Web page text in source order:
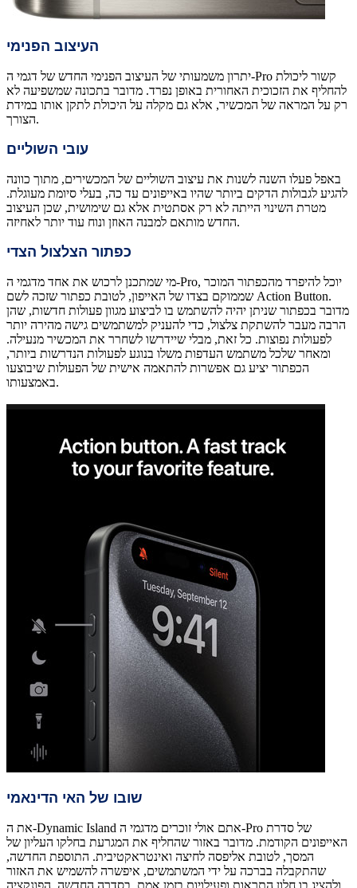
העיצוב הפנימי
יתרון משמעותי של העיצוב הפנימי החדש של דגמי ה-Pro קשור ליכולת
להחליף את הזכוכית האחורית באופן נפרד. מדובר בתכונה שמשפיעה לא
רק על המראה של המכשיר, אלא גם מקלה על היכולת לתקן אותו במידת
הצורך.
עובי השוליים
באפל פעלו השנה לשנות את עיצוב השוליים של המכשירים, מתוך כוונה
להגיע לגבולות הדקים ביותר שהיו באייפונים עד כה, בעלי סיומת מעוגלת.
מטרת השינוי הייתה לא רק אסתטית אלא גם שימושית, שכן העיצוב
החדש מותאם למבנה האוזן ונוח עוד יותר לאחיזה.
כפתור הצלצול הצדי
מי שמתכנן לרכוש את אחד מדגמי ה-Pro, יוכל להיפרד מהכפתור המוכר
שממוקם בצדו של האייפון, לטובת כפתור שזכה לשם Action Button.
מדובר בכפתור שניתן יהיה להשתמש בו לביצוע מגוון פעולות חדשות, שהן
הרבה מעבר להשתקת צלצול, כדי להעניק למשתמשים גישה מהירה יותר
לפעולות נפוצות. כל זאת, מבלי שיידרשו לשחרר את המכשיר מנעילה.
ומאחר שלכל משתמש העדפות משלו בנוגע לפעולות הנדרשות ביותר,
הכפתור יציע גם אפשרות להתאמה אישית של הפעולות שיבוצעו
באמצעותו.
שובו של האי הדינאמי
את ה-Dynamic Island אתם אולי זוכרים מדגמי ה-Pro של סדרת
האייפונים הקודמת. מדובר באזור שהחליף את המגרעת בחלקו העליון של
המסך, לטובת אליפסה לחיצה ואינטראקטיבית. התוספת החדשה,
שהתקבלה בברכה על ידי המשתמשים, איפשרה להשמיש את האזור
ולהציג בו חלון התראות ופעילויות בזמן אמת. בסדרה החדשה, הפונקציה